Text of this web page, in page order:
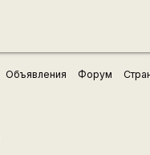
Объявления Форум